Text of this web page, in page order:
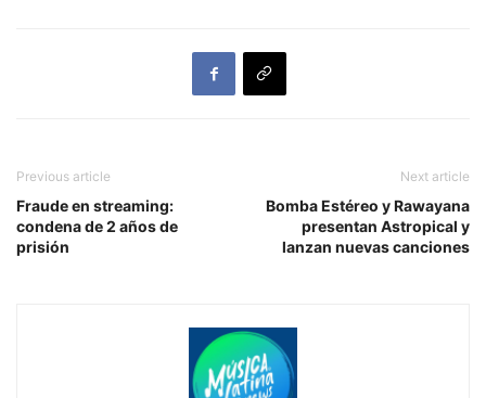
Previous article
Fraude en streaming:
condena de 2 años de
prisión
Next article
Bomba Estéreo y Rawayana
presentan Astropical y
lanzan nuevas canciones